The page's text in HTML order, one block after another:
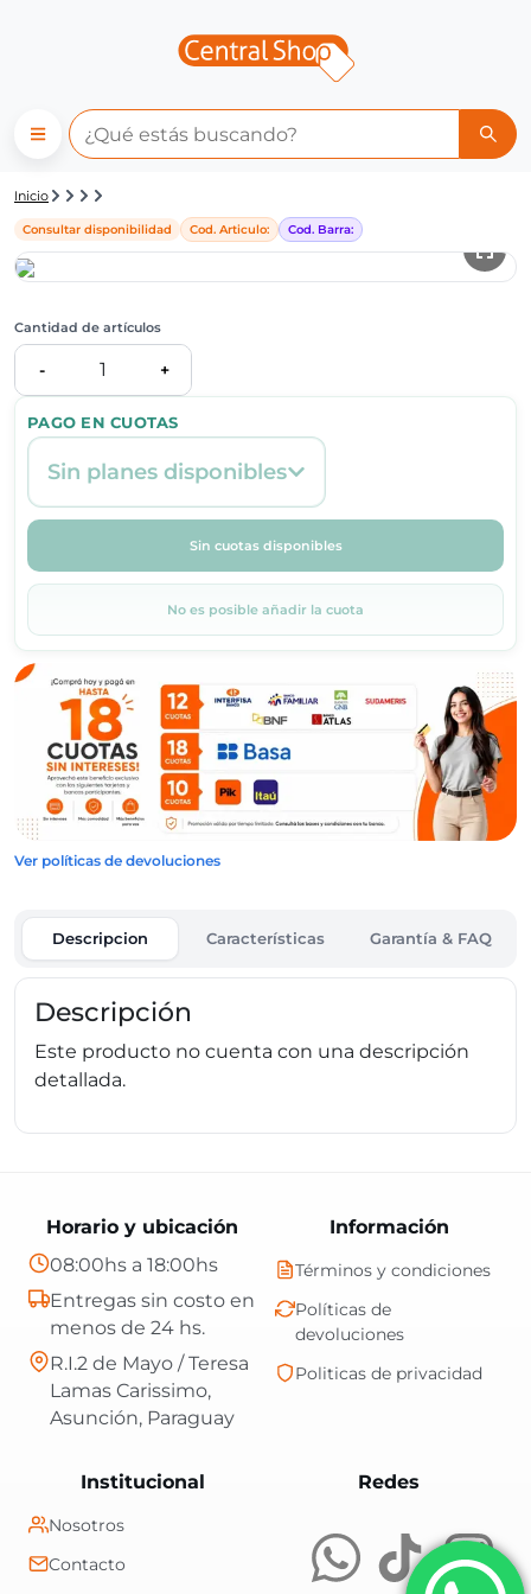
Detalle de producto | Central
Inicio
Consultar disponibilidad Cod. Articulo: Cod. Barra:
PAGO EN CUOTAS
Sin planes disponibles
Sin cuotas disponibles
No es posible añadir la cuota
Cantidad de artículos
- 1 +
Ver políticas de devoluciones
Descripcion Características Garantía & FAQ
Descripción
Este producto no cuenta con una descripción
detallada.
RedesCentral Shop es
Información
Términos y condiciones
Políticas de
devoluciones
Politicas de privacidad
Institucional
Nosotros
Contacto
Horario y ubicación
08:00hs a 18:00hs
Entregas sin costo en
menos de 24 hs.
R.I.2 de Mayo / Teresa
Lamas Carissimo,
Asunción, Paraguay